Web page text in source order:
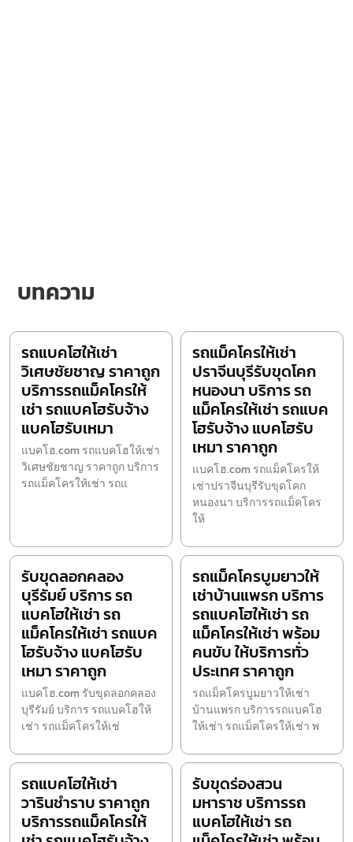
บทความ
รถแบคโฮให้เช่า
วิเศษชัยชาญ ราคาถูก
บริการรถแม็คโครให้
เช่า รถแบคโฮรับจ้าง
แบคโฮรับเหมา
แบคโฮ.com รถแบคโฮให้เช่า
วิเศษชัยชาญ ราคาถูก บริการ
รถแม็คโครให้เช่า รถแ
รถแม็คโครให้เช่า
ปราจีนบุรีรับขุดโคก
หนองนา บริการ รถ
แม็คโครให้เช่า รถแบค
โฮรับจ้าง แบคโฮรับ
เหมา ราคาถูก
แบคโฮ.com รถแม็คโครให้
เช่าปราจีนบุรีรับขุดโคก
หนองนา บริการรถแม็คโคร
ให้
รับขุดลอกคลอง
บุรีรัมย์ บริการ รถ
แบคโฮให้เช่า รถ
แม็คโครให้เช่า รถแบค
โฮรับจ้าง แบคโฮรับ
เหมา ราคาถูก
แบคโฮ.com รับขุดลอกคลอง
บุรีรัมย์ บริการ รถแบคโฮให้
เช่า รถแม็คโครให้เช่
รถแม็คโครบูมยาวให้
เช่าบ้านแพรก บริการ
รถแบคโฮให้เช่า รถ
แม็คโครให้เช่า พร้อม
คนขับ ให้บริการทั่ว
ประเทศ ราคาถูก
รถแม็คโครบูมยาวให้เช่า
บ้านแพรก บริการรถแบคโฮ
ให้เช่า รถแม็คโครให้เช่า พ
รถแบคโฮให้เช่า
วารินชำราบ ราคาถูก
บริการรถแม็คโครให้
รับขุดร่องสวน
มหาราช บริการรถ
แบคโฮให้เช่า รถ